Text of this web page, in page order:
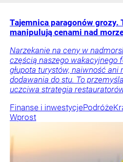
Tajemnica paragonów grozy.
manipulują cenami nad
Narzekanie na ceny w
częścią naszego wakacyjnego
głupota turystów, naiwność
dodawania do stu. To
uczciwa strategia
Finanse i inwestycjePodróże
Wprost